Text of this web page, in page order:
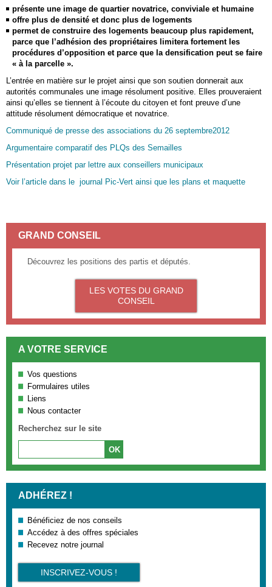
présente une image de quartier novatrice, conviviale et humaine
offre plus de densité et donc plus de logements
permet de construire des logements beaucoup plus rapidement,
parce que l’adhésion des propriétaires limitera fortement les
procédures d’opposition et parce que la densification peut se faire
« à la parcelle ».
L’entrée en matière sur le projet ainsi que son soutien donnerait aux
autorités communales une image résolument positive. Elles prouveraient
ainsi qu’elles se tiennent à l’écoute du citoyen et font preuve d’une
attitude résolument démocratique et novatrice.
Communiqué de presse des associations du 26 septembre2012
Argumentaire comparatif des PLQs des Semailles
Présentation projet par lettre aux conseillers municipaux
Voir l’article dans le journal Pic-Vert ainsi que les plans et maquette
GRAND CONSEIL
Découvrez les positions des partis et députés.
LES VOTES DU GRAND
CONSEIL
A VOTRE SERVICE
Vos questions
Formulaires utiles
Liens
Nous contacter
Recherchez sur le site
ADHÉREZ !
Bénéficiez de nos conseils
Accédez à des offres spéciales
Recevez notre journal
INSCRIVEZ-VOUS !